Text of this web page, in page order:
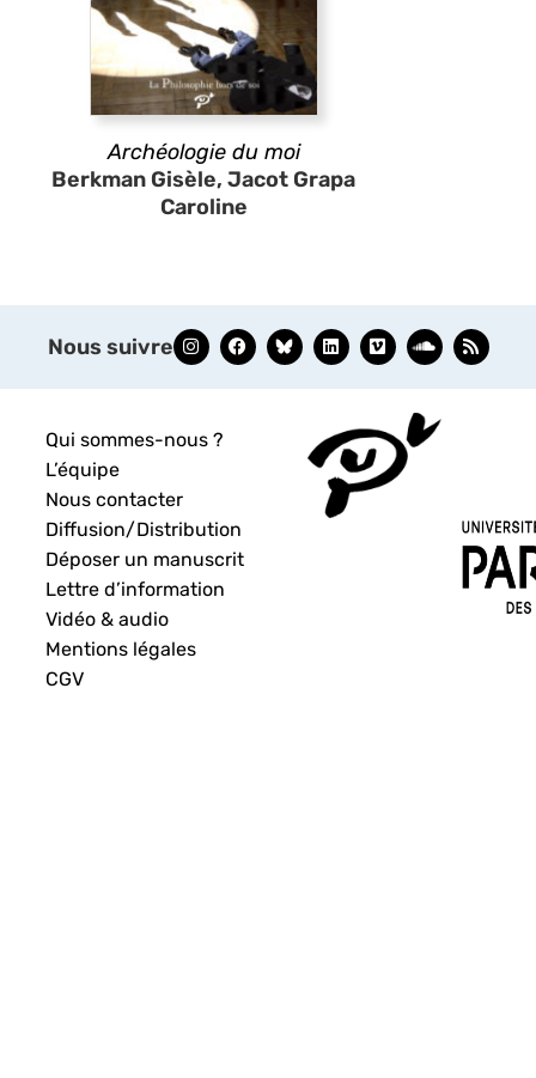
Archéologie du moi
Berkman Gisèle, Jacot Grapa
Caroline
Nous suivre
Qui sommes-nous ?
L’équipe
Nous contacter
Diffusion/Distribution
Déposer un manuscrit
Lettre d’information
Vidéo & audio
Mentions légales
CGV